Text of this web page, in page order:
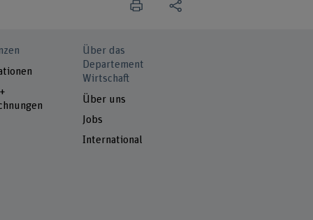
Über das
Departement
Wirtschaft
Über uns
Jobs
International